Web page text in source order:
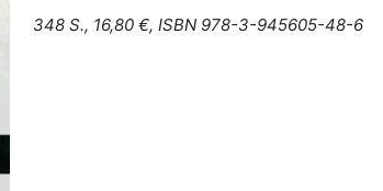
348 S., 16,80 €, ISBN 978-3-945605-48-6